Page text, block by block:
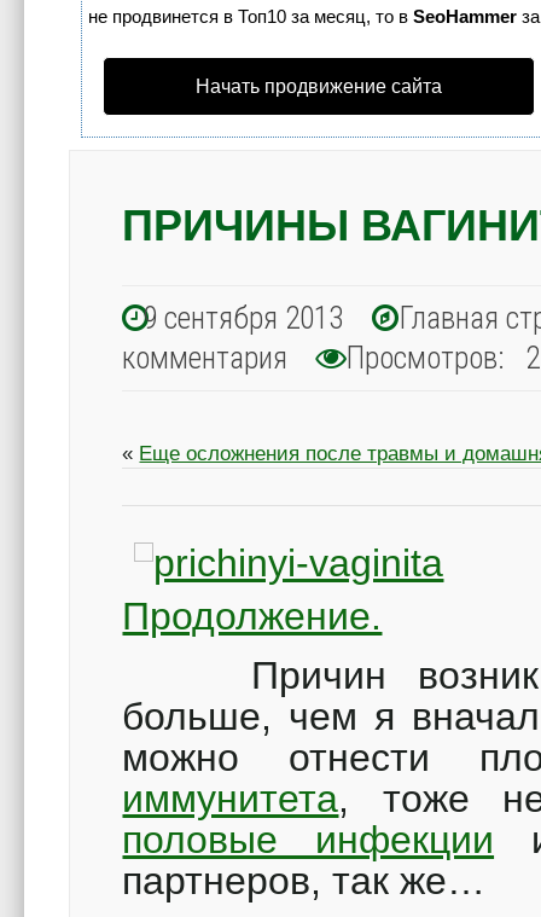
не продвинется в Топ10 за месяц, то вSeoHammer
Начать продвижение сайта
ПРИЧИНЫ
9 сентября 2013
Главная
комментария
Просмотров:
« Еще осложнения после травмы и
Продолжение.
Причин
больше, чем я
можно отнести
иммунитета, тоже
половые инфекции
партнеров, так же…